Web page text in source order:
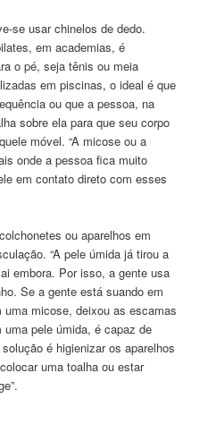
se usar chinelos de dedo.
em academias, é
o pé, seja tênis ou meia
em piscinas, o ideal é que
ou que a pessoa, na
sobre ela para que seu corpo
móvel. “A micose ou a
onde a pessoa fica muito
em contato direto com esses
ou aparelhos em
“A pele úmida já tirou a
embora. Por isso, a gente usa
Se a gente está suando em
micose, deixou as escamas
pele úmida, é capaz de
é higienizar os aparelhos
uma toalha ou estar